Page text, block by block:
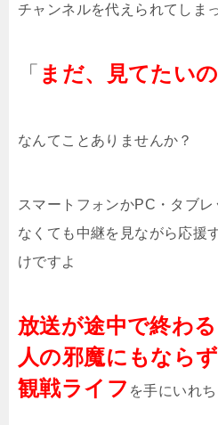
チャンネルを代えられてしま
「 まだ、見てたい
なんてことありませんか？
スマートフォンかPC・タブ
なくても中継を見ながら応援
けですよ
放送が途中で終わ
人の邪魔にもなら
観戦ライフ を手にいれ